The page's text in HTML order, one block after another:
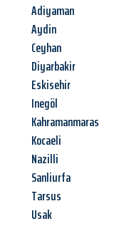
Adiyaman
Aydin
Ceyhan
Diyarbakir
Eskisehir
Inegöl
Kahramanmaras
Kocaeli
Nazilli
Sanliurfa
Tarsus
Usak